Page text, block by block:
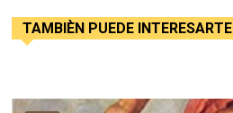
TAMBIÈN PUEDE INTERESARTE